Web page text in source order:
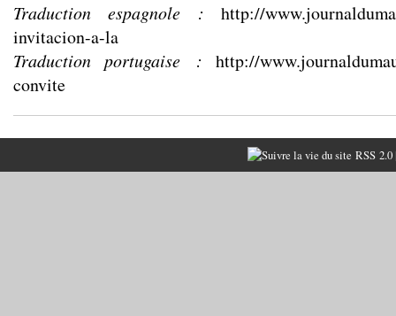
Traduction espagnole : http://
invitacion-a-la
Traduction portugaise : http://
convite
RSS 2.0